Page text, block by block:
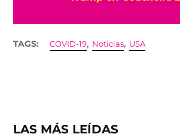
TAGS: COVID-19, Noticias, USA
LAS MÁS LEÍDAS